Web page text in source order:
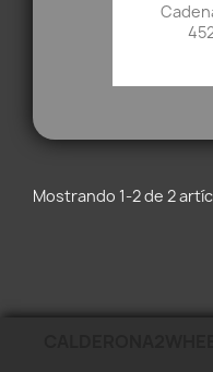
Mostrando 1-2 de 2